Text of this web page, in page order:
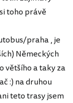
toho právě
praha , je
Německých
většího a taky za
:) na druhou
teto trasy jsem